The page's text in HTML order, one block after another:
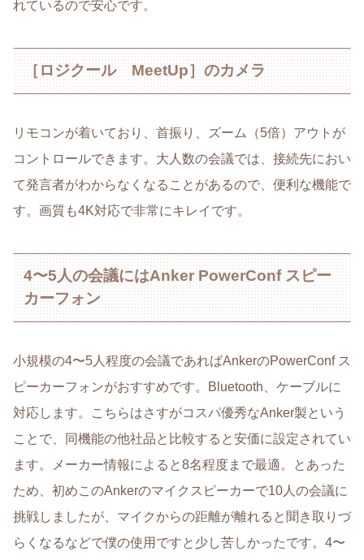
れているので安心です。
［ロジクール MeetUp］のカメラ
リモコンが着いており、首振り、ズーム（5倍）アウトが
コントロールできます。大人数の会議では、接続先におい
て発言者がわからなくなることがあるので、便利な機能で
す。画質も4K対応で非常にキレイです。
4〜5人の会議にはAnker PowerConf スピー
カーフォン
小規模の4〜5人程度の会議であればAnkerのPowerConf ス
ピーカーフォンがおすすめです。Bluetooth、ケーブルに
対応します。こちらはさすがコスパ優秀なAnker製という
ことで、同機能の他社品と比較すると安価に設定されてい
ます。メーカー情報によると8名程度まで最適。とあった
ため、初めこのAnkerのマイクスピーカーで10人の会議に
挑戦しましたが、マイクからの距離が離れると聞き取りづ
らくなるなどで僕の使用ですと少し苦しかったです。4〜